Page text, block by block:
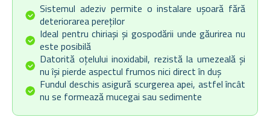
Sistemul adeziv permite o instalare ușoară fără
deteriorarea pereților
Ideal pentru chiriași și gospodării unde găurirea nu
este posibilă
Datorită oțelului inoxidabil, rezistă la umezeală și
nu își pierde aspectul frumos nici direct în duș
Fundul deschis asigură scurgerea apei, astfel încât
nu se formează mucegai sau sedimente